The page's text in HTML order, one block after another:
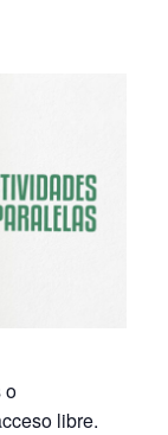
o
libre.